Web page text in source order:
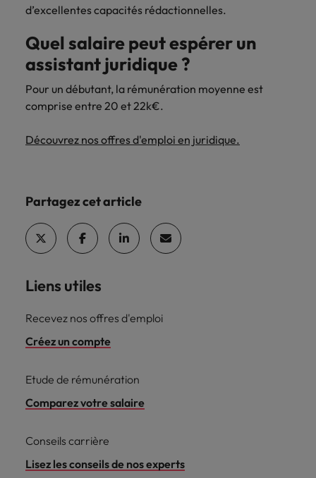
d’excellentes capacités rédactionnelles.
Quel salaire peut espérer un
assistant juridique ?
Pour un débutant, la rémunération moyenne est
comprise entre 20 et 22k€.
Découvrez nos offres d'emploi en juridique.
Partagez cet article
Liens utiles
Recevez nos offres d'emploi
Créez un compte
Etude de rémunération
Comparez votre salaire
Conseils carrière
Lisez les conseils de nos experts